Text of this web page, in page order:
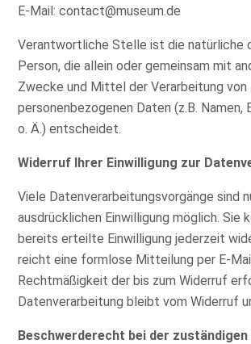
E-Mail:contact@museum.de
Verantwortliche Stelle ist die natürliche
Person, die allein oder gemeinsam mit
Zwecke und Mittel der Verarbeitung von
personenbezogenen Daten (z.B. Namen,
o. Ä.) entscheidet.
Widerruf Ihrer Einwilligung zur
Viele Datenverarbeitungsvorgänge sind
ausdrücklichen Einwilligung möglich. Sie
bereits erteilte Einwilligung jederzeit
reicht eine formlose Mitteilung per E-
Rechtmäßigkeit der bis zum Widerruf
Datenverarbeitung bleibt vom Widerruf
Beschwerderecht bei der zuständigen